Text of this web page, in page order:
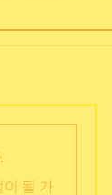
이 될 가